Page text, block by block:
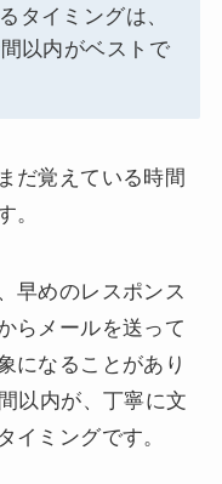
タイミングは、
以内がベストで
だ覚えている時間
。
早めのレスポンス
らメールを送って
になることがあり
以内が、丁寧に文
イミングです。